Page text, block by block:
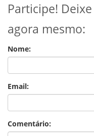
Participe!
agora mesmo:
Nome:
Email:
Comentário: